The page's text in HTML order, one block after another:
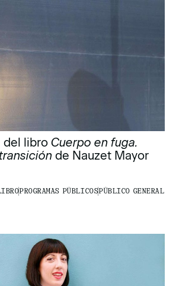
del libro Cuerpo en fuga.
de Nauzet Mayor
PROGRAMAS PÚBLICOSPÚBLICO GENERAL